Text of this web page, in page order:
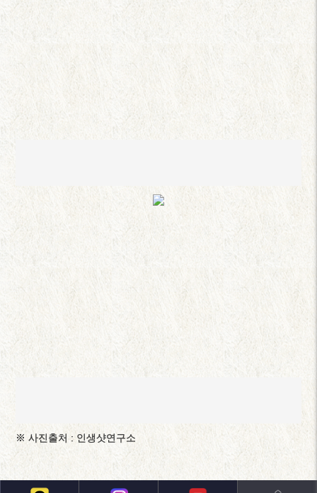
※ 사진출처 : 인생샷연구소